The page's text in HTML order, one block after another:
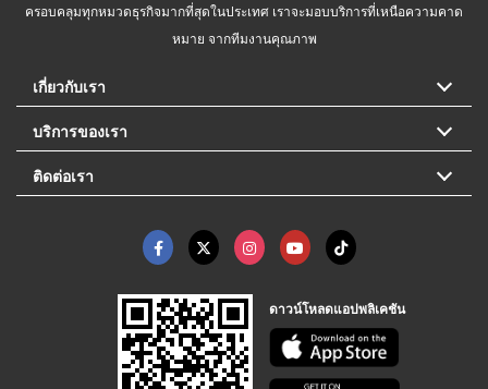
ครอบคลุมทุกหมวดธุรกิจมากที่สุดในประเทศ เราจะมอบบริการที่เหนือความคาด
หมาย จากทีมงานคุณภาพ
เกี่ยวกับเรา
บริการของเรา
ติดต่อเรา
ดาวน์โหลดแอปพลิเคชัน